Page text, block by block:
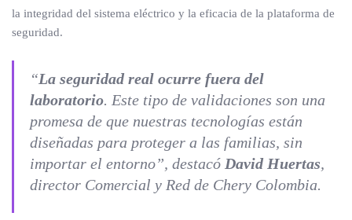
la integridad del sistema eléctrico y la eficacia de la plataforma de
seguridad.
“La seguridad real ocurre fuera del
laboratorio. Este tipo de validaciones son una
promesa de que nuestras tecnologías están
diseñadas para proteger a las familias, sin
importar el entorno”, destacó David Huertas,
director Comercial y Red de Chery Colombia.